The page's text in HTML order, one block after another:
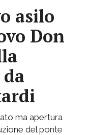
asilo
Don
ma apertura
del ponte